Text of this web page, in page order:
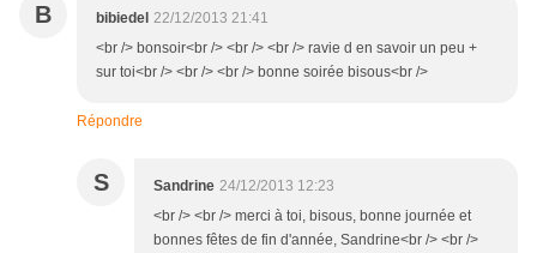
B bibiedel 22/12/2013 21:41
<br /> bonsoir<br /> <br /> <br /> ravie d en savoir un peu +
sur toi<br /> <br /> <br /> bonne soirée bisous<br />
Répondre
S Sandrine 24/12/2013 12:23
<br /> <br /> merci à toi, bisous, bonne journée et
bonnes fêtes de fin d'année, Sandrine<br /> <br />